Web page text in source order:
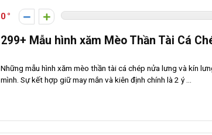
0
299+ Mẫu hình xăm Mèo Thần Tài Cá
Những mẫu hình xăm mèo thần tài cá chép nửa lưng và kín
mình. Sự kết hợp giữ may mắn và kiên định chính là 2 ý ...